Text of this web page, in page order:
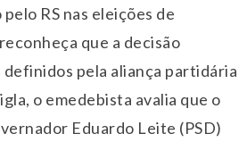
RS nas eleições de
que a decisão
definidos pela aliança partidária
o emedebista avalia que o
Eduardo Leite (PSD)